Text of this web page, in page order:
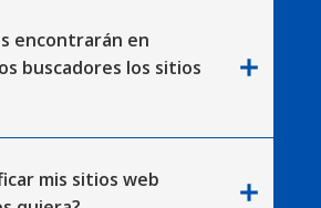
encontrarán en
buscadores los sitios
add
mis sitios web
add